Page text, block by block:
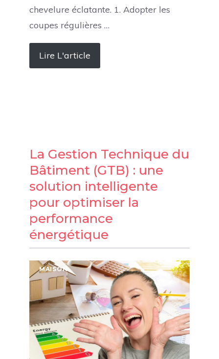
chevelure éclatante. 1. Adopter les
coupes régulières …
Lire L'article
La Gestion Technique du
Bâtiment (GTB) : une
solution intelligente
pour optimiser la
performance
énergétique
MAISON